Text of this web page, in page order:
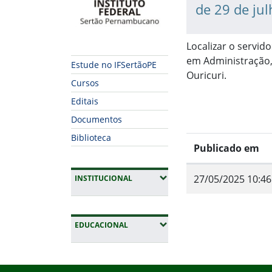
Estude no IFSertãoPE
Cursos
Editais
Documentos
Biblioteca
INSTITUCIONAL(EXPANDIR SUBMENUS)
EDUCACIONAL(EXPANDIR SUBMENUS)
de 29 de
Localizar o
em
Ouricuri.
Publicado em
27/05/2025 10:46